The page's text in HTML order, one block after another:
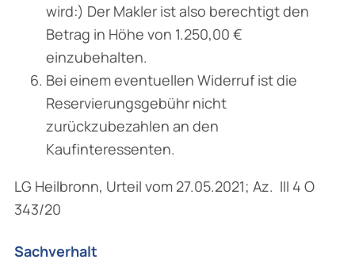
wird:) Der Makler ist also berechtigt den
Betrag in Höhe von 1.250,00 €
einzubehalten.
Bei einem eventuellen Widerruf ist die
Reservierungsgebühr nicht
zurückzubezahlen an den
Kaufinteressenten.
LG Heilbronn, Urteil vom 27.05.2021; Az. III 4 O
343/20
Sachverhalt